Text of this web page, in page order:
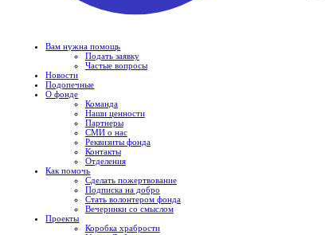
Вам нужна помощь
Подать заявку
Частые вопросы
Новости
Подопечные
О фонде
Команда
Наши ценности
Партнеры
СМИ о нас
Реквизиты фонда
Контакты
Отделения
Как помочь
Сделать пожертвование
Подписка на добро
Стать волонтером фонда
Вечеринки со смыслом
Проекты
Коробка храбрости